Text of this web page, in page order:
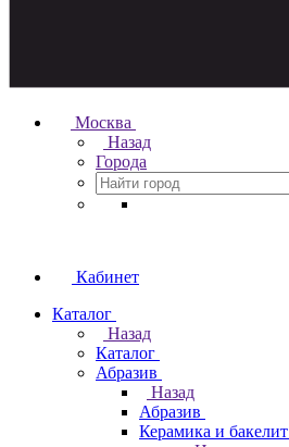
Москва
Назад
Города
Кабинет
Каталог
Назад
Каталог
Абразив
Назад
Абразив
Керамика и бакелит